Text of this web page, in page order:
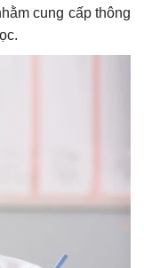
cung cấp thông